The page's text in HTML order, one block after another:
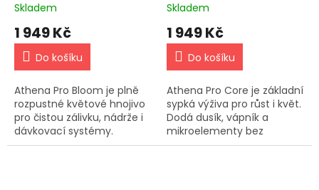
Skladem
1 949 Kč
Do košíku
Athena Pro Bloom je plně
rozpustné květové hnojivo
pro čistou zálivku, nádrže i
dávkovací systémy.
Používej s Athena Pro Core.
Skladem
1 949 Kč
Do košíku
Athena Pro Core je základní
sypká výživa pro růst i květ.
Dodá dusík, vápník a
mikroelementy bez
usazenin a bez zbytečného